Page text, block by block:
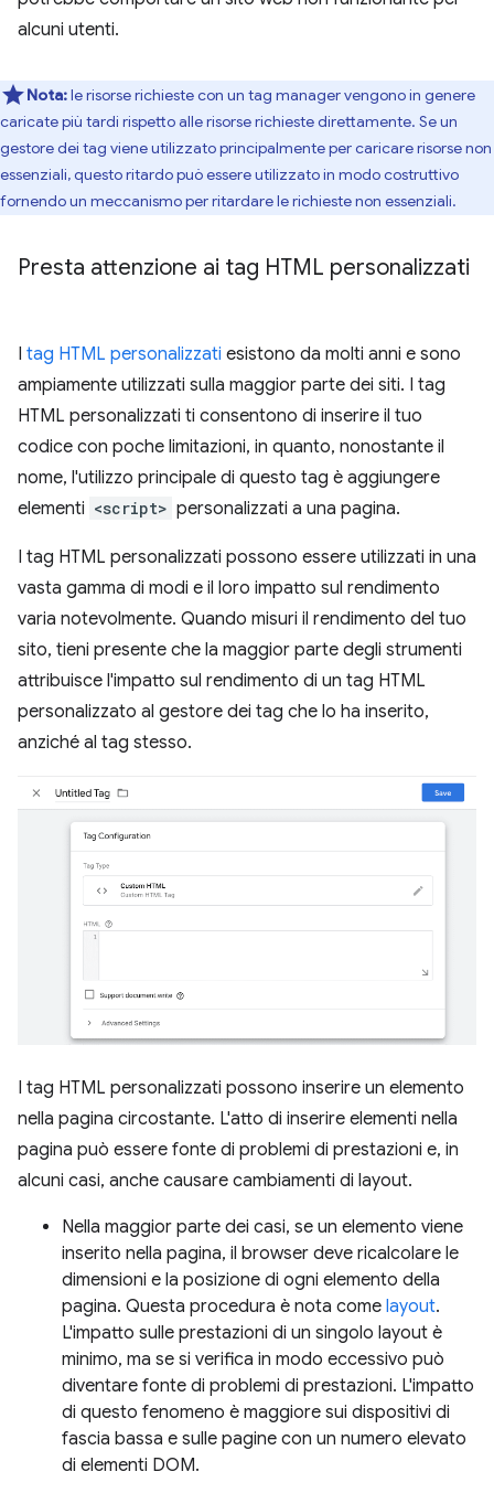
alcuni utenti.
Nota:le risorse richieste con un tag manager vengono in genere
caricate più tardi rispetto alle risorse richieste direttamente. Se un
gestore dei tag viene utilizzato principalmente per caricare risorse non
essenziali, questo ritardo può essere utilizzato in modo costruttivo
fornendo un meccanismo per ritardare le richieste non essenziali.
Presta attenzione ai tag HTML personalizzati
I tag HTML personalizzati esistono da molti anni e sono
ampiamente utilizzati sulla maggior parte dei siti. I tag
HTML personalizzati ti consentono di inserire il tuo
codice con poche limitazioni, in quanto, nonostante il
nome, l'utilizzo principale di questo tag è aggiungere
elementi <script> personalizzati a una pagina.
I tag HTML personalizzati possono essere utilizzati in una
vasta gamma di modi e il loro impatto sul rendimento
varia notevolmente. Quando misuri il rendimento del tuo
sito, tieni presente che la maggior parte degli strumenti
attribuisce l'impatto sul rendimento di un tag HTML
personalizzato al gestore dei tag che lo ha inserito,
anziché al tag stesso.
I tag HTML personalizzati possono inserire un elemento
nella pagina circostante. L'atto di inserire elementi nella
pagina può essere fonte di problemi di prestazioni e, in
alcuni casi, anche causare cambiamenti di layout.
Nella maggior parte dei casi, se un elemento viene
inserito nella pagina, il browser deve ricalcolare le
dimensioni e la posizione di ogni elemento della
pagina. Questa procedura è nota come layout.
L'impatto sulle prestazioni di un singolo layout è
minimo, ma se si verifica in modo eccessivo può
diventare fonte di problemi di prestazioni. L'impatto
di questo fenomeno è maggiore sui dispositivi di
fascia bassa e sulle pagine con un numero elevato
di elementi DOM.